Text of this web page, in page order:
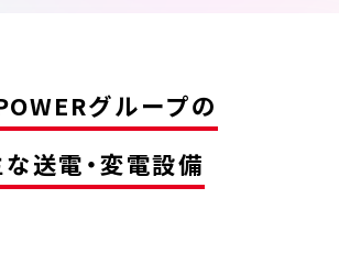
グループの
送電・変電設備